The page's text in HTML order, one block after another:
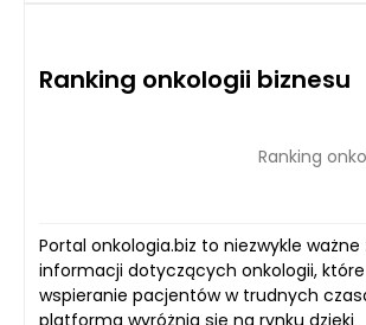
Ranking onkologii biznesu
Ranking
Portal onkologia.biz to niezwykle ważne
informacji dotyczących onkologii,
wspieranie pacjentów w trudnych
platforma wyróżnia się na rynku dzięki